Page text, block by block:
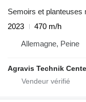
Semoirs et planteuses
2023
470 m/h
Allemagne, Peine
Agravis Technik